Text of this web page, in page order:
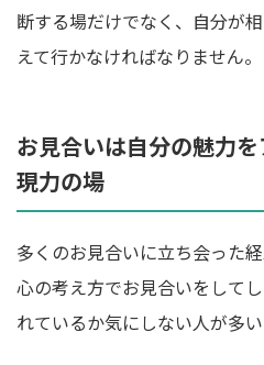
断する場だけでなく、自分が
えて行かなければなりません。
お見合いは自分の魅力
現力の場
多くのお見合いに立ち会った
心の考え方でお見合いをして
れているか気にしない人が多い